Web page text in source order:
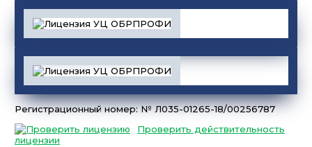
Регистрационный номер: № Л035-01265-18/00256787
Проверить действительность
лицензии